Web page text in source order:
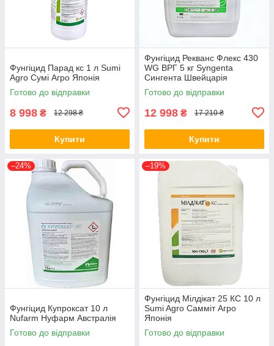
Фунгіцид Парад кс 1 л Sumi
Agro Сумі Агро Японія
Готово до відправки
8 998 ₴ 12 298 ₴
Купити
Фунгіцид Рекванс Флекс 430
WG ВРГ 5 кг Syngenta
Сингента Швейцарія
Готово до відправки
12 998 ₴ 17 210 ₴
Купити
–24%
Фунгіцид Купроксат 10 л
Nufarm Нуфарм Австралія
Готово до відправки
–19%
Фунгіцид Мілдікат 25 КС 10 л
Sumi Agro Самміт Агро
Японія
Готово до відправки